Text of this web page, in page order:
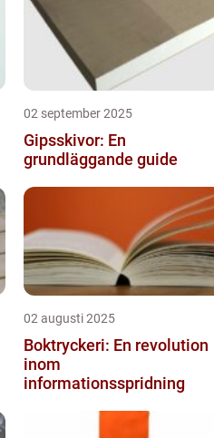
02 september 2025
Gipsskivor: En
grundläggande guide
02 augusti 2025
Boktryckeri: En revolution
inom
informationsspridning